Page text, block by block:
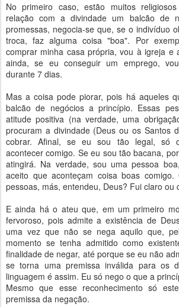
No primeiro caso, estão muitos
relação com a divindade um balcão de
promessas, negocia-se que, se o indivíduo
troca, faz alguma coisa "boa". Por
comprar minha casa própria, vou à igreja e
ainda, se eu conseguir um emprego,
durante 7 dias.
Mas a coisa pode piorar, pois há aqueles
balcão de negócios a princípio. Essas
atitude positiva (na verdade, uma
procuram a divindade (Deus ou os Santos
cobrar. Afinal, se eu sou tão legal, só
acontecer comigo. Se eu sou tão bacana,
atingirá. Na verdade, sou uma pessoa
aceito que aconteçam coisa boas
pessoas, más, entendeu, Deus? Fui claro ou
E ainda há o ateu que, em um primeiro
fervoroso, pois admite a existência de
uma vez que não se nega aquilo que,
momento se tenha admitido como
finalidade de negar, até porque se eu não
se torna uma premissa inválida para os
linguagem é assim. Eu só nego o que a
Mesmo que esse reconhecimento só
premissa da negação.